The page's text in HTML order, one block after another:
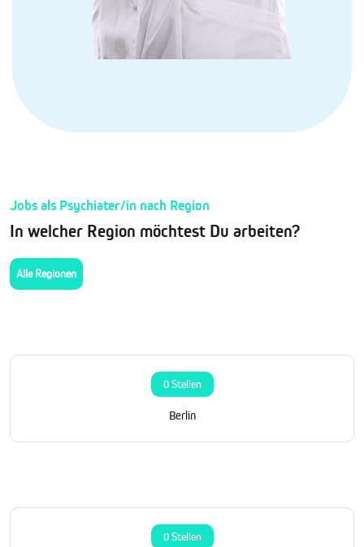
Jobs als Psychiater/in nach Region
In welcher Region möchtest Du arbeiten?
Alle Regionen
0 Stellen
Berlin
0 Stellen